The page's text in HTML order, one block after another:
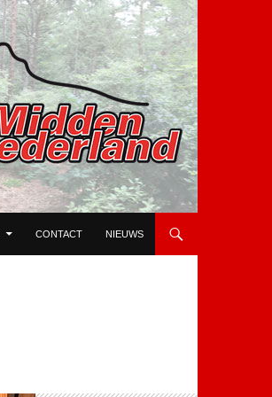
CONTACT NIEUWS